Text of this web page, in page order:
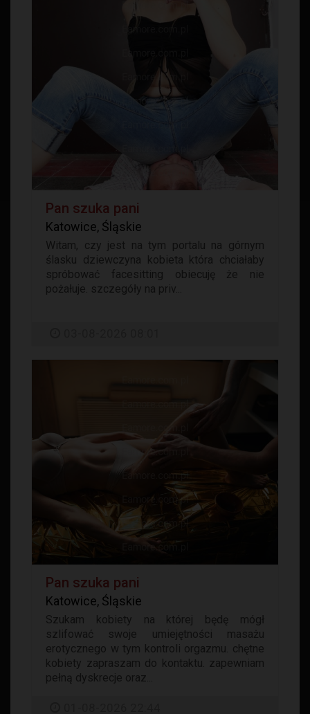
Pan szuka pani
Katowice, Śląskie
Witam, czy jest na tym portalu na górnym
ślasku dziewczyna kobieta która chciałaby
spróbować facesitting obiecuję że nie
pożałuje. szczegóły na priv...
Pan szuka pani
Katowice, Śląskie
Szukam kobiety na której będę mógł
szlifować swoje umiejętności masażu
erotycznego w tym kontroli orgazmu. chętne
kobiety zapraszam do kontaktu. zapewniam
pełną dyskrecje oraz...